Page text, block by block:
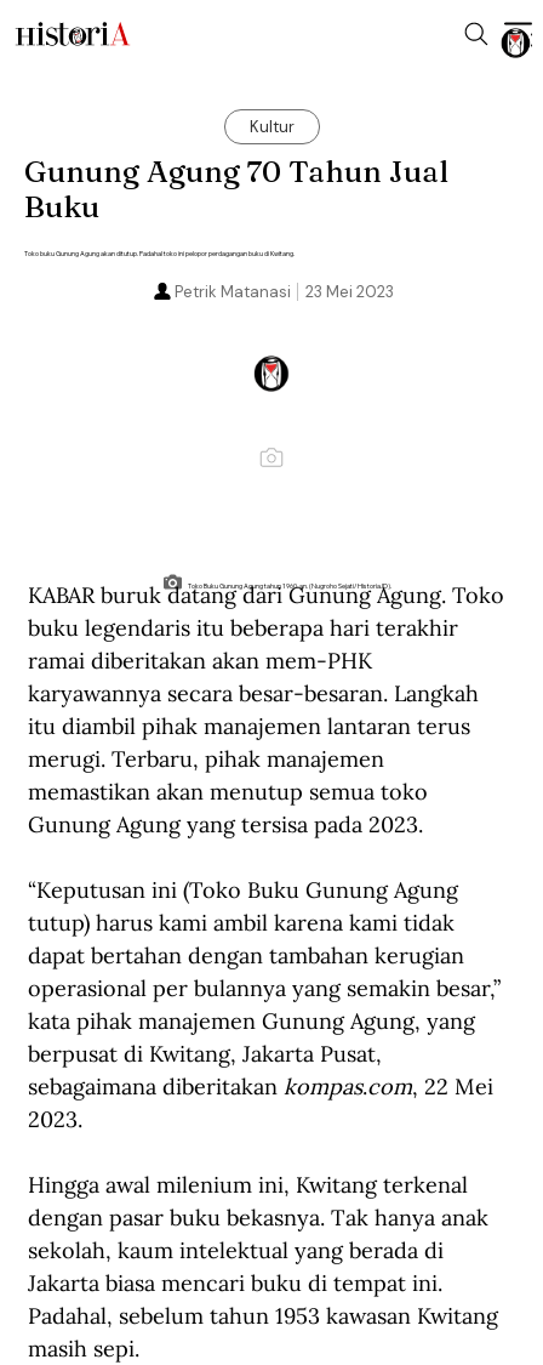
Kultur
Gunung Agung 70 Tahun Jual
Buku
Toko buku Gunung Agung akan ditutup. Padahal toko ini pelopor perdagangan buku di Kwitang.
23 Mei 2023
Petrik Matanasi
Toko Buku Gunung Agung tahun 1960-an. (Nugroho Sejati/Historia.ID).
KABAR buruk datang dari Gunung Agung. Toko
buku legendaris itu beberapa hari terakhir
ramai diberitakan akan mem-PHK
karyawannya secara besar-besaran. Langkah
itu diambil pihak manajemen lantaran terus
merugi. Terbaru, pihak manajemen
memastikan akan menutup semua toko
Gunung Agung yang tersisa pada 2023.
“Keputusan ini (Toko Buku Gunung Agung
tutup) harus kami ambil karena kami tidak
dapat bertahan dengan tambahan kerugian
operasional per bulannya yang semakin besar,”
kata pihak manajemen Gunung Agung, yang
berpusat di Kwitang, Jakarta Pusat,
sebagaimana diberitakan kompas.com, 22 Mei
2023.
Hingga awal milenium ini, Kwitang terkenal
dengan pasar buku bekasnya. Tak hanya anak
sekolah, kaum intelektual yang berada di
Jakarta biasa mencari buku di tempat ini.
Padahal, sebelum tahun 1953 kawasan Kwitang
masih sepi.